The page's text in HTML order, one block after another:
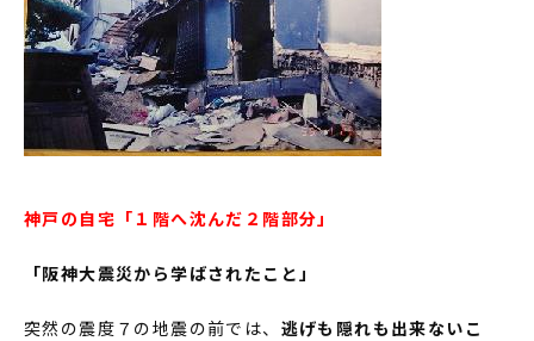
神戸の自宅「１階へ沈んだ２階部分」
「阪神大震災から学ばされたこと」
突然の震度７の地震の前では、 逃げも隠れも出来ないこ